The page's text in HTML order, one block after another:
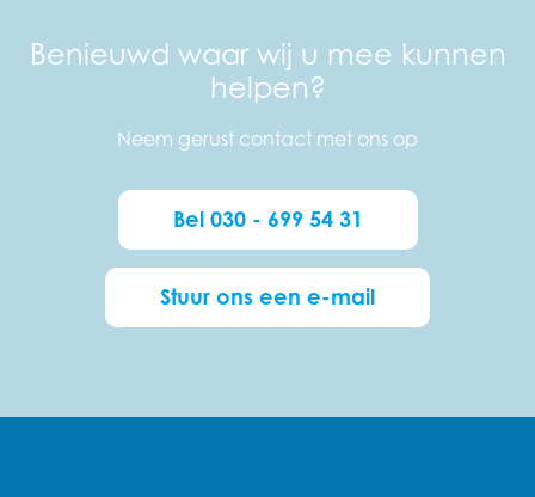
Benieuwd waar wij u mee kunnen
helpen?
Neem gerust contact met ons op
Bel 030 - 699 54 31
Stuur ons een e-mail